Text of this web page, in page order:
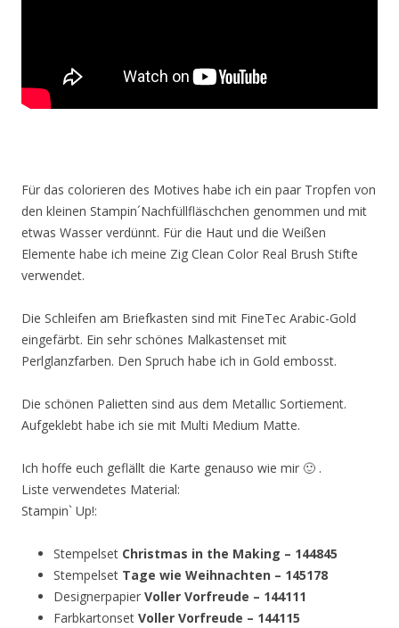
Für das colorieren des Motives habe ich ein paar Tropfen von
den kleinen Stampin´Nachfüllfläschchen genommen und mit
etwas Wasser verdünnt. Für die Haut und die Weißen
Elemente habe ich meine Zig Clean Color Real Brush Stifte
verwendet.
Die Schleifen am Briefkasten sind mit FineTec Arabic-Gold
eingefärbt. Ein sehr schönes Malkastenset mit
Perlglanzfarben. Den Spruch habe ich in Gold embosst.
Die schönen Palietten sind aus dem Metallic Sortiement.
Aufgeklebt habe ich sie mit Multi Medium Matte.
Ich hoffe euch geflällt die Karte genauso wie mir 🙂 .
Liste verwendetes Material:
Stampin` Up!:
Stempelset Christmas in the Making – 144845
Stempelset Tage wie Weihnachten – 145178
Designerpapier Voller Vorfreude – 144111
Farbkartonset Voller Vorfreude – 144115